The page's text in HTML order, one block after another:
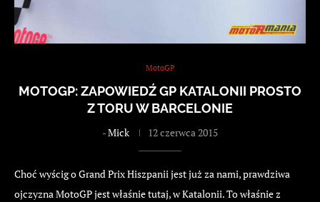
MotoGP
MOTOGP: ZAPOWIEDŹ GP KATALONII PROSTO
Z TORU W BARCELONIE
-Mick 12 czerwca 2015
Choć wyścig o Grand Prix Hiszpanii jest już za nami, prawdziwa
ojczyzna MotoGP jest właśnie tutaj, w Katalonii. To właśnie z